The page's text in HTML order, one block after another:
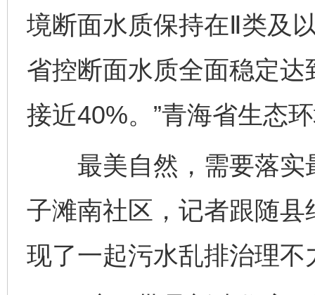
境断面水质保持在Ⅱ类及
省控断面水质全面稳定达
接近40%。”青海省生态
最美自然，需要落实
子滩南社区，记者跟随
现了一起污水乱排治理不